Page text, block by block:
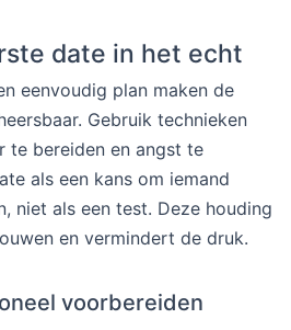
date in het echt
eenvoudig plan maken de
Gebruik technieken
te bereiden en angst te
als een kans om iemand
niet als een test. Deze houding
en vermindert de druk.
voorbereiden